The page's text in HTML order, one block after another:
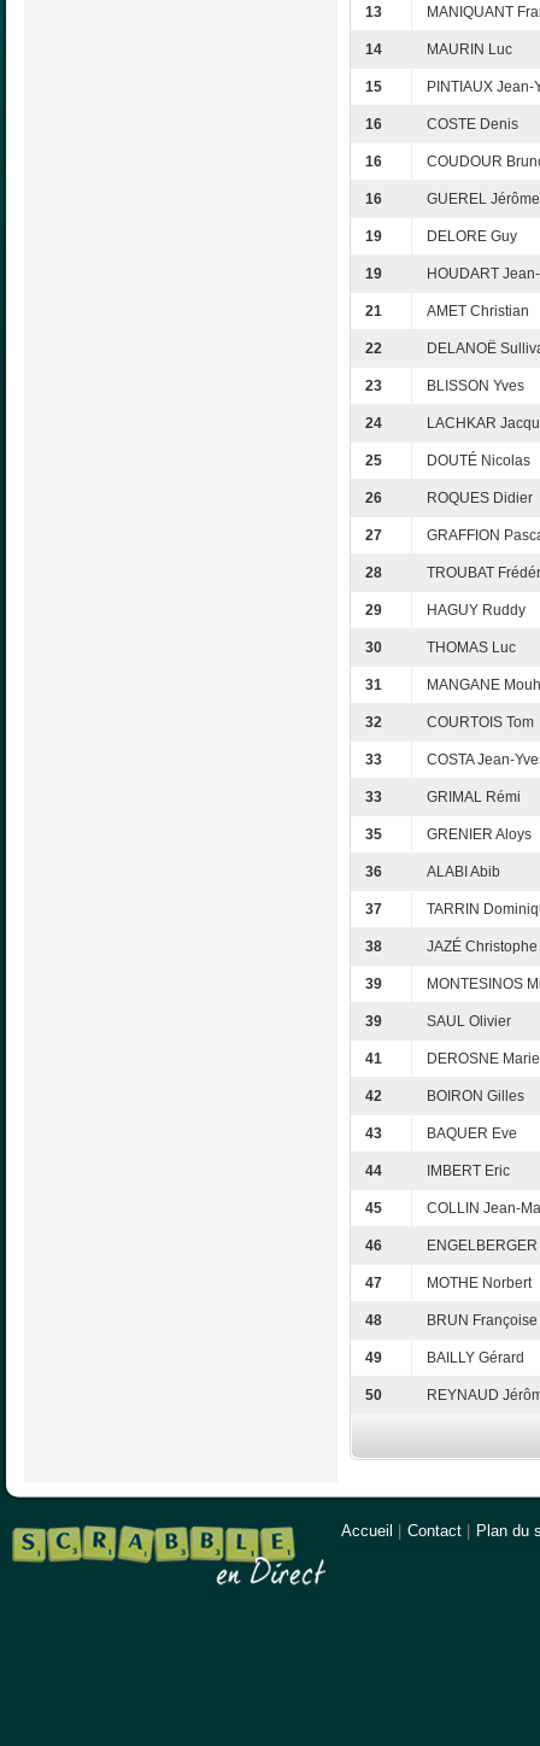
13 MANIQUANT
14 MAURIN Luc
15 PINTIAUX Jean-
16 COSTE Denis
16 COUDOUR
16 GUEREL Jérôme
19 DELORE Guy
19 HOUDART
21 AMET Christian
22 DELANOË
23 BLISSON Yves
24 LACHKAR
25 DOUTÉ Nicolas
26 ROQUES Didier
27 GRAFFION
28 TROUBAT
29 HAGUY Ruddy
30 THOMAS Luc
31 MANGANE
32 COURTOIS Tom
33 COSTA Jean-
33 GRIMAL Rémi
35 GRENIER Aloys
36 ALABI Abib
37 TARRIN
38 JAZÉ Christophe
39 MONTESINOS
39 SAUL Olivier
41 DEROSNE
42 BOIRON Gilles
43 BAQUER Eve
44 IMBERT Eric
45 COLLIN Jean-
46
47 MOTHE Norbert
48 BRUN Françoise
49 BAILLY Gérard
50 REYNAUD
Accueil Contact Plan du